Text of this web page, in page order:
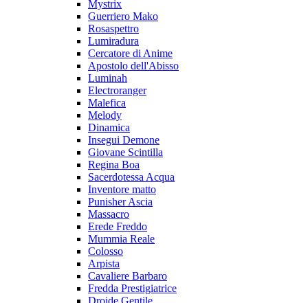
Mystrix
Guerriero Mako
Rosaspettro
Lumiradura
Cercatore di Anime
Apostolo dell'Abisso
Luminah
Electroranger
Malefica
Melody
Dinamica
Insegui Demone
Giovane Scintilla
Regina Boa
Sacerdotessa Acqua
Inventore matto
Punisher Ascia
Massacro
Erede Freddo
Mummia Reale
Colosso
Arpista
Cavaliere Barbaro
Fredda Prestigiatrice